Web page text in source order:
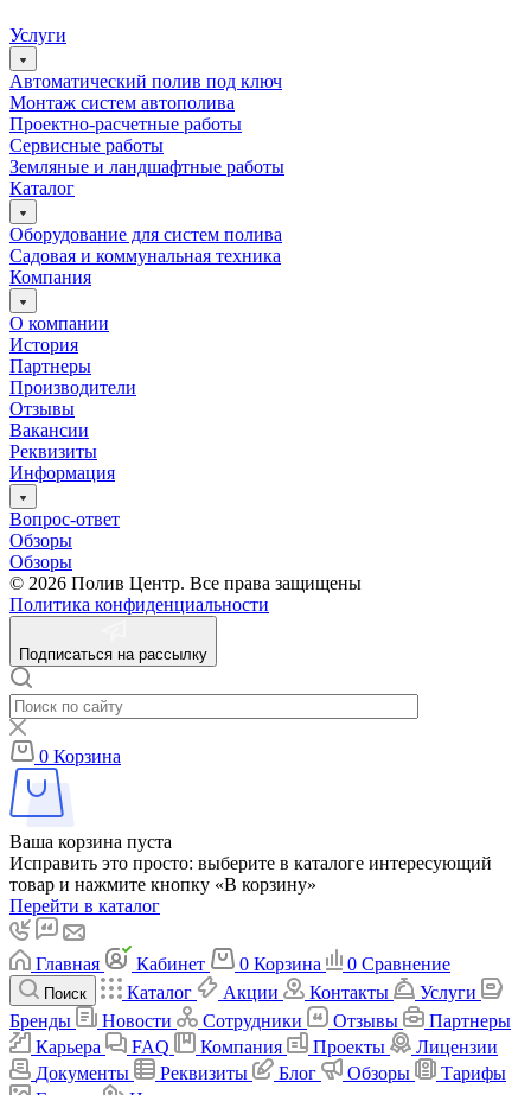
Услуги
Автоматический полив под ключ
Монтаж систем автополива
Проектно-расчетные работы
Сервисные работы
Земляные и ландшафтные работы
Каталог
Оборудование для систем полива
Садовая и коммунальная техника
Компания
О компании
История
Партнеры
Производители
Отзывы
Вакансии
Реквизиты
Информация
Вопрос-ответ
Обзоры
Обзоры
© 2026 Полив Центр. Все права защищены
Политика конфиденциальности
Подписаться на рассылку
0 Корзина
Ваша корзина пуста
Исправить это просто: выберите в каталоге интересующий
товар и нажмите кнопку «В корзину»
Перейти в каталог
Главная Кабинет 0 Корзина 0 Сравнение
Поиск Каталог Акции Контакты
Услуги
Бренды
Новости Сотрудники Отзывы
Партнеры
Карьера
FAQ Компания Проекты
Лицензии
Документы
Реквизиты Блог Обзоры
Тарифы